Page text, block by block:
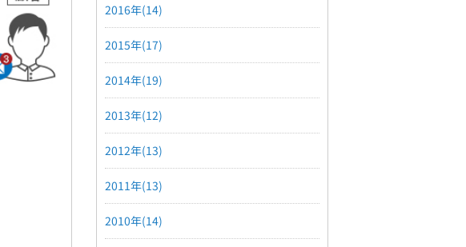
2016年(14)
2015年(17)
2014年(19)
2013年(12)
2012年(13)
2011年(13)
2010年(14)